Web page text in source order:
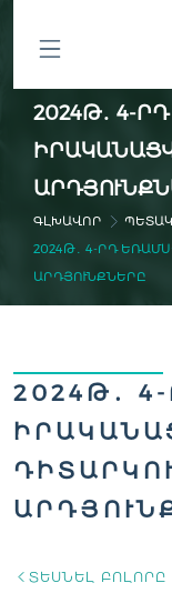
ԲՈԼՈՐ
ԲԱԺԻՆՆԵՐԸ
2024Թ․ 4-
ԳԼԽԱՎՈՐ
2024Թ․ 4-ՐԴ
ԱՐԴՅՈՒՆՔՆԵՐԸ
2024Թ․
ՏԵՍՆԵԼ ԲՈԼՈՐԸ